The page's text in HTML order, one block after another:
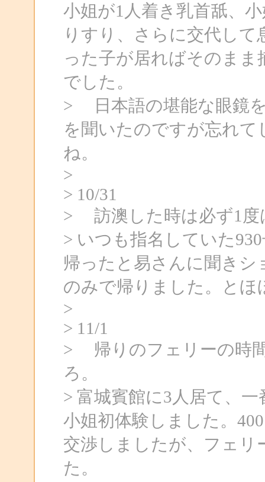
小姐が1人着き乳首舐、
りすり、さらに交代し
った子が居ればそのま
でした。
> 日本語の堪能な眼鏡
を聞いたのですが忘れ
ね。
>
> 10/31
> 訪澳した時は必ず1度
> いつも指名していた
帰ったと易さんに聞きシ
のみで帰りました。とほ
>
> 11/1
> 帰りのフェリーの時
ろ。
> 富城賓館に3人居て、
小姐初体験しました。
交渉しましたが、フェリ
た。